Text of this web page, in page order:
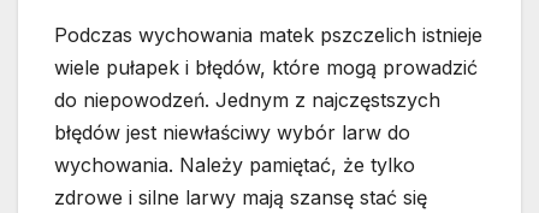
Podczas wychowania matek pszczelich istnieje
wiele pułapek i błędów, które mogą prowadzić
do niepowodzeń. Jednym z najczęstszych
błędów jest niewłaściwy wybór larw do
wychowania. Należy pamiętać, że tylko
zdrowe i silne larwy mają szansę stać się